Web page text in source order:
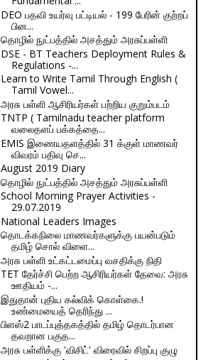
DEO பதவி உயர்வு பட்டியல் - 199 பேரின் குற்றப்
பின...
தொழில் நுட்பத்தில் அசத்தும் அரசுப்பள்ளி
DSE - BT Teachers Deployment Rules &
Regulations -...
Learn to Write Tamil Through English (
Tamil Vowel...
அரசு பள்ளி ஆசிரியர்கள் பற்றிய குறும்படம்
TNTP ( Tamilnadu teacher platform
வலைதளப் பக்கத்தை...
EMIS இணையதளத்தில் 31 க்குள் மாணவர்
விவரம் பதிவு செ...
August 2019 Diary
தொழில் நுட்பத்தில் அசத்தும் அரசுப்பள்ளி
School Morning Prayer Activities -
29.07.2019
National Leaders Images
தொடக்கநிலை மாணவர்களுக்கு பயன்படும்
தமிழ் சொல் விளை...
அரசு பள்ளி உட்கட்டமைப்பு வசதிக்கு நிதி
TET தேர்ச்சி பெற்ற ஆசிரியர்கள் தேவை: அரசு
ஊதியம் -...
இதுதான் புதிய கல்விக் கொள்கை.!
உண்மையைத் தெரிந்து ...
பிளஸ்2 பாடப்புத்தகத்தில் தமிழ் தொடர்பான
தவறான பகுத...
அரசு பள்ளிக்கு 'விசிட்' விரைவில் சிறப்பு குழு